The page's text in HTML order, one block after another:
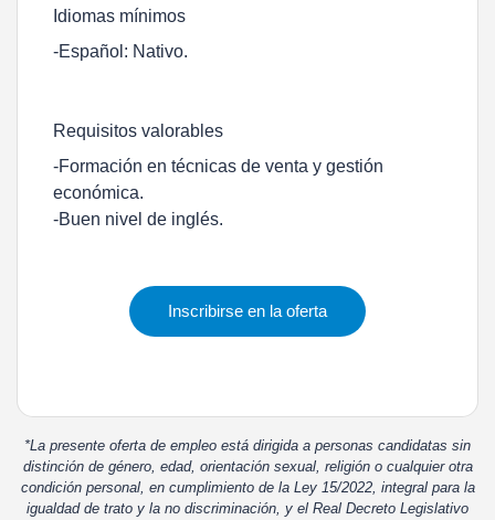
Idiomas mínimos
-Español: Nativo.
Requisitos valorables
-Formación en técnicas de venta y gestión
económica.
-Buen nivel de inglés.
Inscribirse en la oferta
*La presente oferta de empleo está dirigida a personas candidatas sin
distinción de género, edad, orientación sexual, religión o cualquier otra
condición personal, en cumplimiento de la Ley 15/2022, integral para la
igualdad de trato y la no discriminación, y el Real Decreto Legislativo